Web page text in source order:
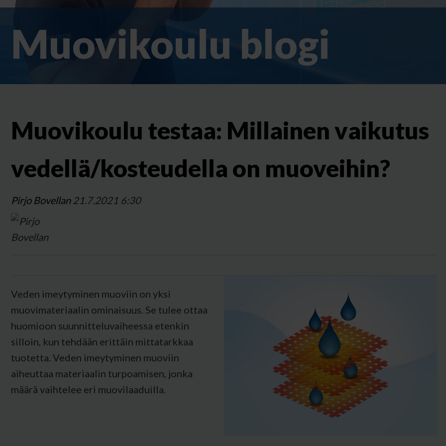
Muovikoulu blogi
Muovikoulu testaa: Millainen vaikutus
vedellä/kosteudella on muoveihin?
Pirjo Bovellan21.7.2021 6:30
Veden imeytyminen muoviin on yksi
muovimateriaalin ominaisuus. Se tulee ottaa
huomioon suunnitteluvaiheessa etenkin
silloin, kun tehdään erittäin mittatarkkaa
tuotetta. Veden imeytyminen muoviin
aiheuttaa materiaalin turpoamisen, jonka
määrä vaihtelee eri muovilaaduilla.